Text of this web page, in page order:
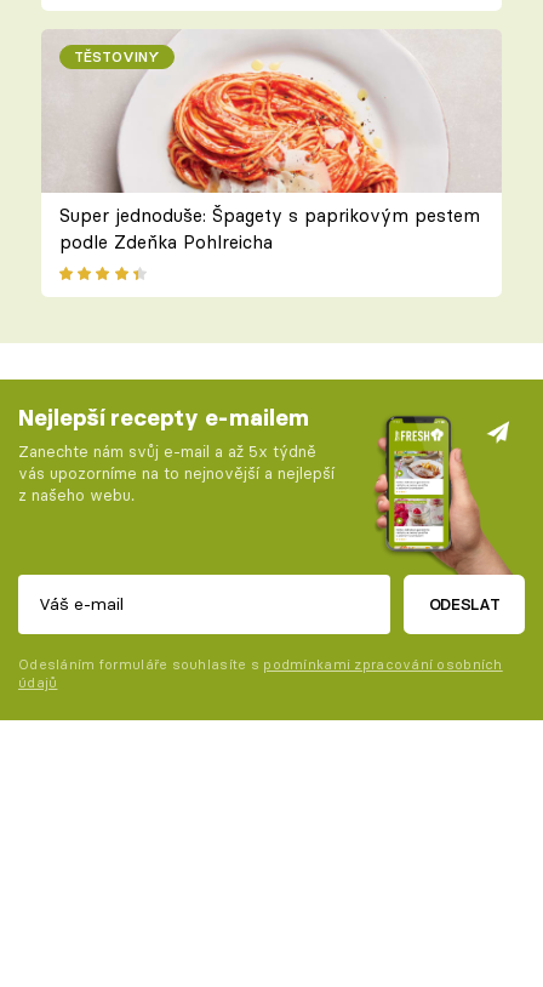
TĚSTOVINY
Super jednoduše: Špagety s paprikovým pestem
podle Zdeňka Pohlreicha
Nejlepší recepty e-mailem
Zanechte nám svůj e-mail a až 5x týdně
vás upozorníme na to nejnovější a nejlepší
z našeho webu.
ODESLAT
Odesláním formuláře souhlasíte s podmínkami zpracování osobních
údajů